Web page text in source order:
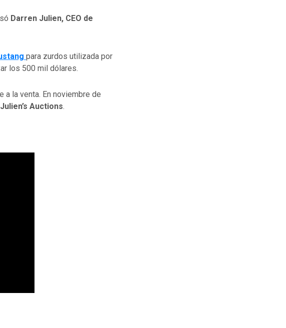
Darren Julien, CEO de
para zurdos utilizada por
los 500 mil dólares.
la venta. En noviembre de
Julien’s Auctions.